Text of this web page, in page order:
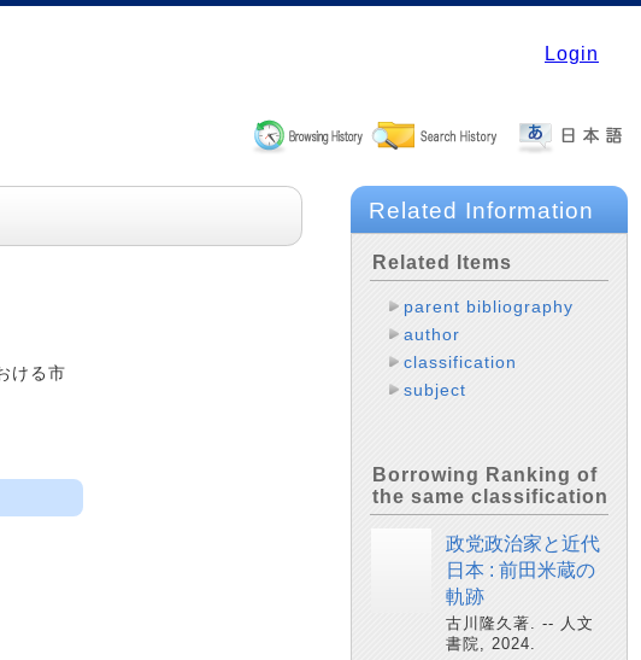
Login
ける市
Related Information
Related Items
parent bibliography
author
classification
subject
Borrowing Ranking of
the same classification
政党政治家と近代
日本 : 前田米蔵の
軌跡
古川隆久著. -- 人文
書院, 2024.